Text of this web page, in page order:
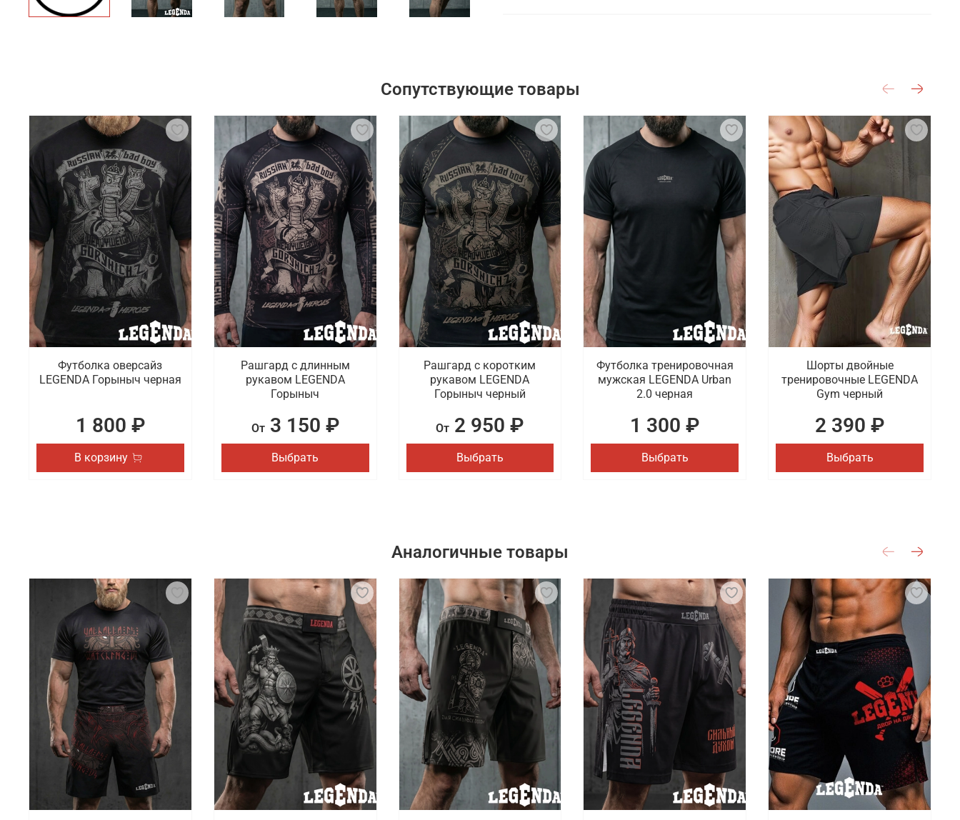
Сопутствующие товары
Футболка оверсайз
LEGENDA Горыныч черная
1 800 ₽
В корзину
Рашгард с длинным
рукавом LEGENDA
Горыныч
От3 150 ₽
Выбрать
Рашгард с коротким
рукавом LEGENDA
Горыныч черный
От 2 950 ₽
Выбрать
Футболка тренировочная
мужская LEGENDA Urban
2.0 черная
1 300 ₽
Выбрать
Шорты двойные
тренировочные LEGENDA
Gym черный
2 390 ₽
Выбрать
Аналогичные товары